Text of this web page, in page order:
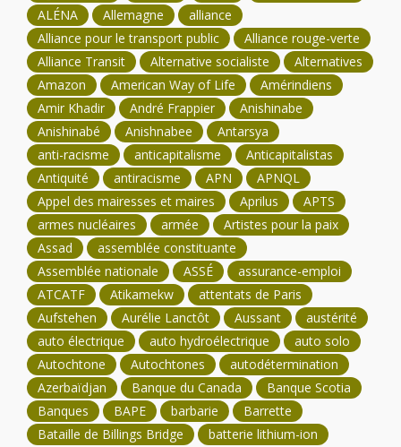
ALÉNA
Allemagne
alliance
Alliance pour le transport public
Alliance rouge-verte
Alliance Transit
Alternative socialiste
Alternatives
Amazon
American Way of Life
Amérindiens
Amir Khadir
André Frappier
Anishinabe
Anishinabé
Anishnabee
Antarsya
anti-racisme
anticapitalisme
Anticapitalistas
Antiquité
antiracisme APN
APNQL
Appel des mairesses et maires
Aprilus
APTS
armes nucléaires
armée
Artistes pour la paix
Assad
assemblée constituante
Assemblée nationale
ASSÉ
assurance-emploi
ATCATF
Atikamekw
attentats de Paris
Aufstehen
Aurélie Lanctôt Aussant
austérité
auto électrique
auto hydroélectrique
auto solo
Autochtone
Autochtones
autodétermination
Azerbaïdjan
Banque du Canada
Banque Scotia
Banques
BAPE barbarie
Barrette
Bataille de Billings Bridge
batterie lithium-ion